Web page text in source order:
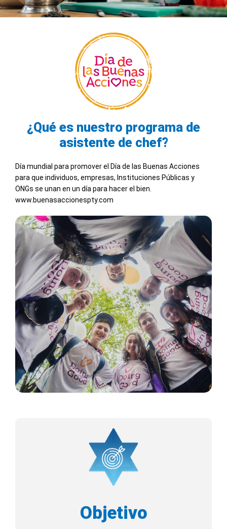
¿Qué es nuestro programa de
asistente de chef?
Día mundial para promover el Día de las Buenas Acciones
para que individuos, empresas, Instituciones Públicas y
ONGs se unan en un día para hacer el bien.
www.buenasaccionespty.com
Objetivo